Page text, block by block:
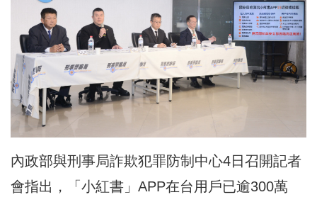
內政部與刑事局詐欺犯罪防制中心4日召開記者
會指出，「小紅書」APP在台用戶已逾300萬